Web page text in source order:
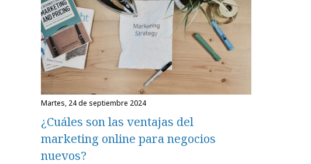
martes, 24 de septiembre 2024
¿Cuáles son las ventajas del
marketing online para negocios
nuevos?